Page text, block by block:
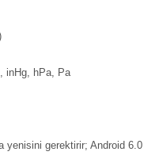
inHg, hPa, Pa
yenisini gerektirir; Android 6.0